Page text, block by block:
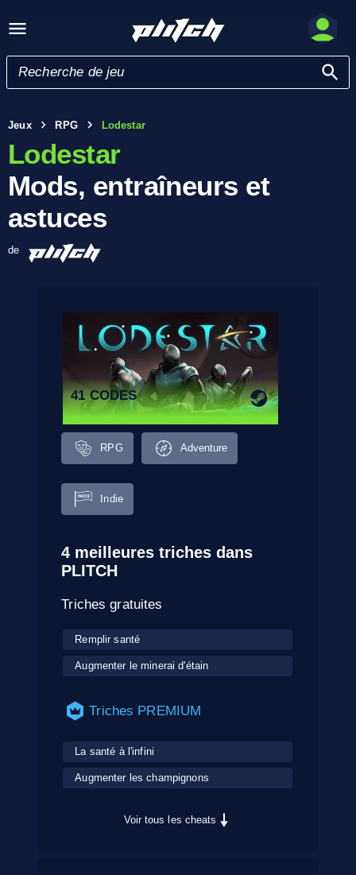
Jeux RPG Lodestar
Lodestar
Mods, entraîneurs et
astuces
de
41 CODES
RPG Adventure
Indie
4 meilleures triches dans
PLITCH
Triches gratuites
Remplir santé
Augmenter le minerai d'étain
Triches PREMIUM
La santé à l'infini
Augmenter les champignons
Voir tous les cheats